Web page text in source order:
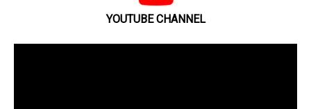
YOUTUBE CHANNEL